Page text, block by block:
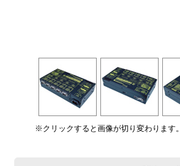
※クリックすると画像が切り変わります。